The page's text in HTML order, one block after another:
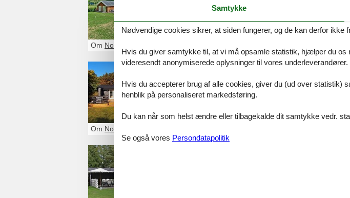
Glæd dig til et afslappende ophold sammen med
personer. Du finder nemt finde det helt rigtige
Om Nordsjælland
Et sommerhus Nordsjælland uge 42 er den perfekte
eller venner.
Om Nordsjælland
Samtykke
Nødvendige cookies sikrer, at siden fungerer, og de kan derfor ikke
Hvis du giver samtykke til, at vi må opsamle statistik, hjælper du os
videresendt anonymiserede oplysninger til vores underleverandører.
Hvis du accepterer brug af alle cookies, giver du (ud over statistik)
henblik på personaliseret markedsføring.
Du kan når som helst ændre eller tilbagekalde dit samtykke vedr.
Se også vores Persondatapolitik